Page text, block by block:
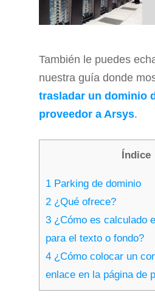
También le puedes
nuestra guía donde
trasladar un dominio
proveedor a Arsys.
Índice
1 Parking de dominio
2 ¿Qué ofrece?
3 ¿Cómo es calculado
para el texto o fondo?
4 ¿Cómo colocar un
enlace en la página de